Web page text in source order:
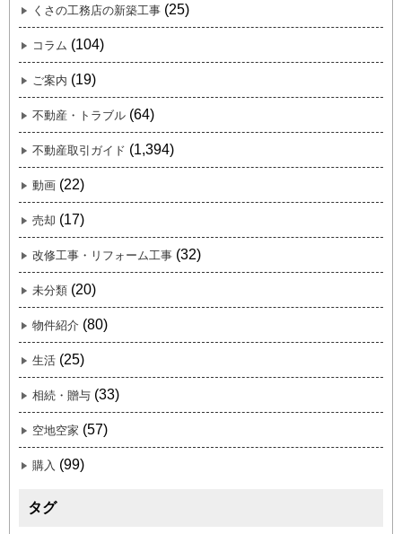
くさの工務店の新築工事 (25)
コラム (104)
ご案内 (19)
不動産・トラブル (64)
不動産取引ガイド (1,394)
動画 (22)
売却 (17)
改修工事・リフォーム工事 (32)
未分類 (20)
物件紹介 (80)
生活 (25)
相続・贈与 (33)
空地空家 (57)
購入 (99)
タグ